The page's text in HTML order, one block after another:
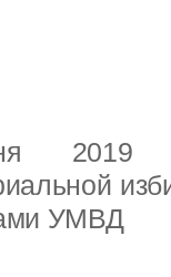
2019
УМВД